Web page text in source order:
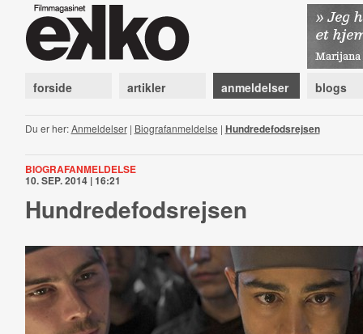
forside artikler anmeldelser blogs
Du er her:Anmeldelser| Biografanmeldelse | Hundredefodsrejsen
BIOGRAFANMELDELSE
10. SEP. 2014 | 16:21
Hundredefodsrejsen